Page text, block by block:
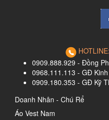
0909.888.929 - Đồng
0968.111.113 - GĐ
0909.180.353 - GĐ Kỹ
Doanh Nhân - Chú Rể
Áo Vest Nam